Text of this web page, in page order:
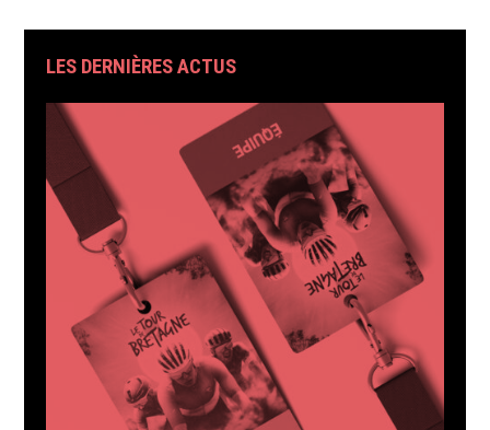
LES DERNIÈRES ACTUS